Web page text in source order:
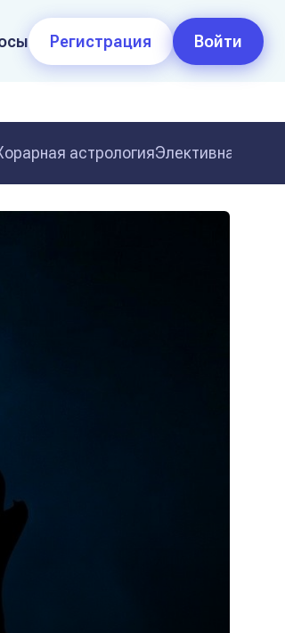
Регистрация Войти
астрологияЭлективная